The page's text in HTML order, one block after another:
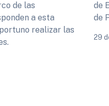
de las
a esta
realizar las
de
de
29